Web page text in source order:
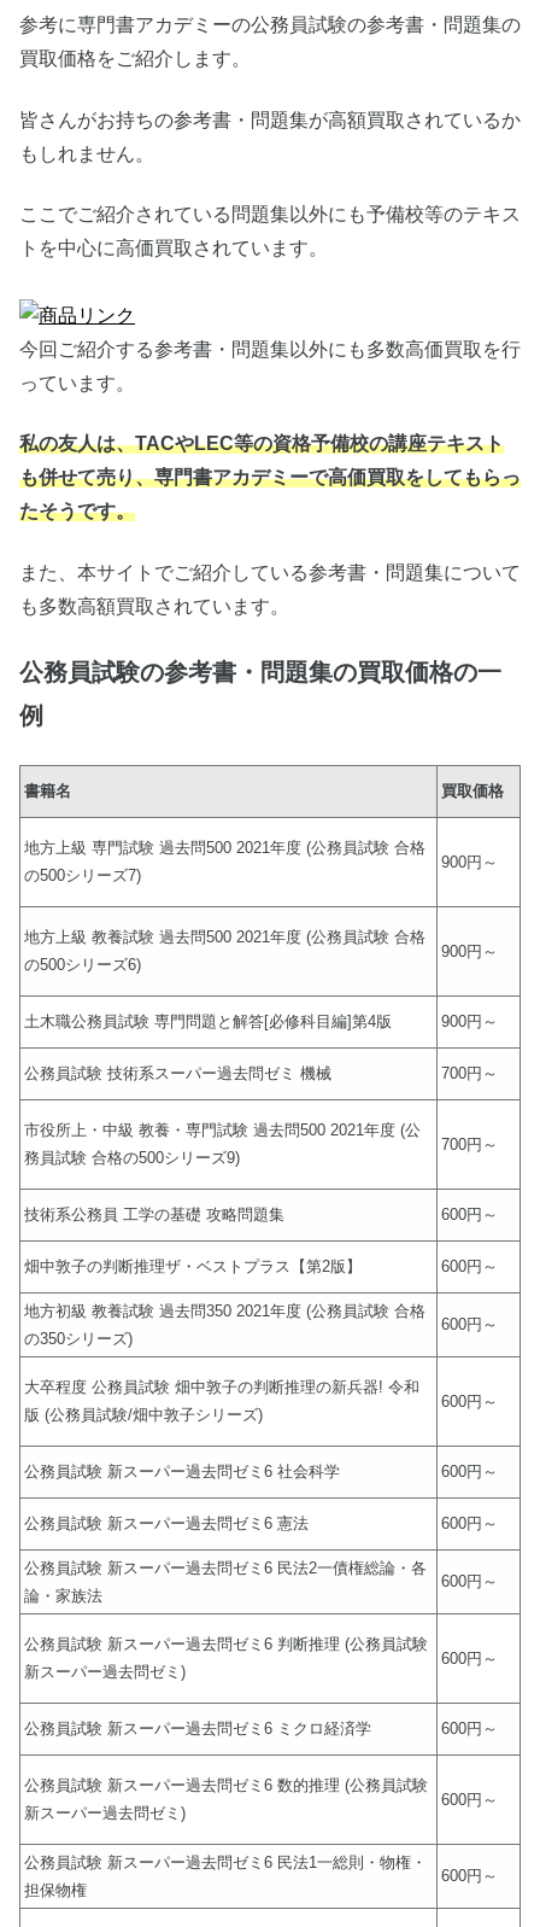
参考に専門書アカデミーの公務員試験の参考書・問題集の
買取価格をご紹介します。
皆さんがお持ちの参考書・問題集が高額買取されているか
もしれません。
ここでご紹介されている問題集以外にも予備校等のテキス
トを中心に高価買取されています。
今回ご紹介する参考書・問題集以外にも多数高価買取を行
っています。
私の友人は、TACやLEC等の資格予備校の講座テキスト
も併せて売り、専門書アカデミーで高価買取をしてもらっ
たそうです。
また、本サイトでご紹介している参考書・問題集について
も多数高額買取されています。
公務員試験の参考書・問題集の買取価格の一
例
書籍名 買取価格
地方上級 専門試験 過去問500 2021年度 (公務員試験 合格
の500シリーズ7)
900円～
地方上級 教養試験 過去問500 2021年度 (公務員試験 合格
の500シリーズ6)
900円～
土木職公務員試験 専門問題と解答[必修科目編]第4版 900円～
公務員試験 技術系スーパー過去問ゼミ 機械 700円～
市役所上・中級 教養・専門試験 過去問500 2021年度 (公
務員試験 合格の500シリーズ9)
700円～
技術系公務員 工学の基礎 攻略問題集 600円～
畑中敦子の判断推理ザ・ベストプラス【第2版】 600円～
地方初級 教養試験 過去問350 2021年度 (公務員試験 合格
の350シリーズ)
600円～
大卒程度 公務員試験 畑中敦子の判断推理の新兵器! 令和
版 (公務員試験/畑中敦子シリーズ)
600円～
公務員試験 新スーパー過去問ゼミ6 社会科学 600円～
公務員試験 新スーパー過去問ゼミ6 憲法 600円～
公務員試験 新スーパー過去問ゼミ6 民法2一債権総論・各
論・家族法
600円～
公務員試験 新スーパー過去問ゼミ6 判断推理 (公務員試験
新スーパー過去問ゼミ)
600円～
公務員試験 新スーパー過去問ゼミ6 ミクロ経済学 600円～
公務員試験 新スーパー過去問ゼミ6 数的推理 (公務員試験
新スーパー過去問ゼミ)
600円～
公務員試験 新スーパー過去問ゼミ6 民法1一総則・物権・
担保物権
600円～